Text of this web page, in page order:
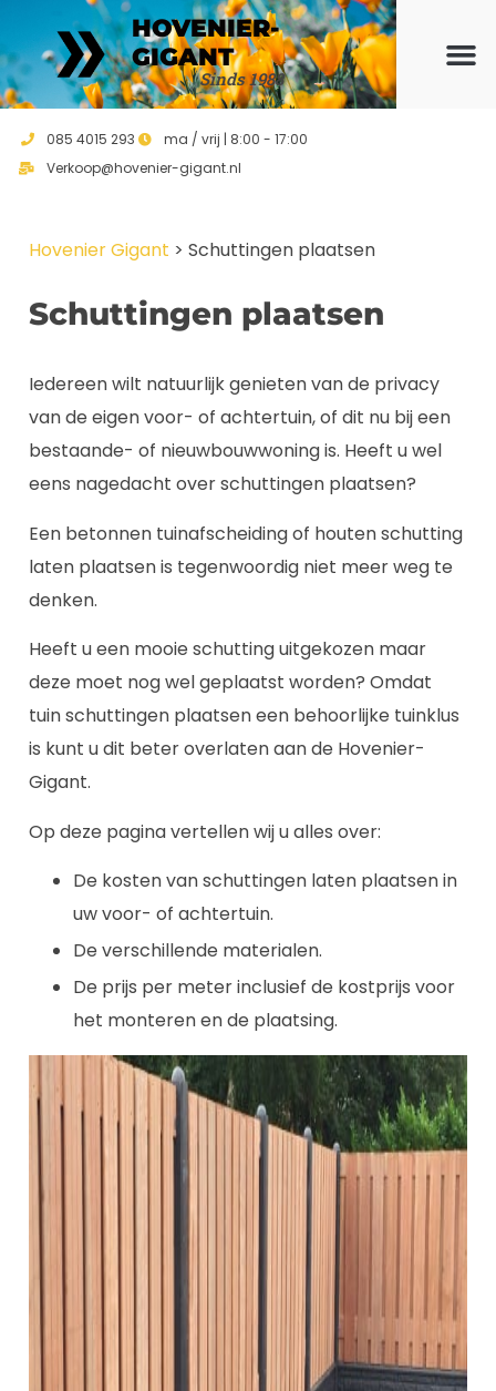
HOVENIER-
GIGANT
Sinds 1988
085 4015 293
ma / vrij | 8:00 - 17:00
Verkoop@hovenier-gigant.nl
Hovenier Gigant > Schuttingen plaatsen
Schuttingen plaatsen
Iedereen wilt natuurlijk genieten van de privacy
van de eigen voor- of achtertuin, of dit nu bij een
bestaande- of nieuwbouwwoning is. Heeft u wel
eens nagedacht over schuttingen plaatsen?
Een betonnen tuinafscheiding of houten schutting
laten plaatsen is tegenwoordig niet meer weg te
denken.
Heeft u een mooie schutting uitgekozen maar
deze moet nog wel geplaatst worden? Omdat
tuin schuttingen plaatsen een behoorlijke tuinklus
is kunt u dit beter overlaten aan de Hovenier-
Gigant.
Op deze pagina vertellen wij u alles over:
De kosten van schuttingen laten plaatsen in
uw voor- of achtertuin.
De verschillende materialen.
De prijs per meter inclusief de kostprijs voor
het monteren en de plaatsing.